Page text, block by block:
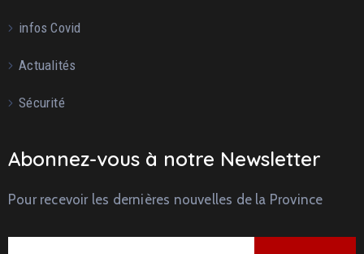
infos Covid
Actualités
Sécurité
Abonnez-vous à notre Newsletter
Pour recevoir les dernières nouvelles de la Province